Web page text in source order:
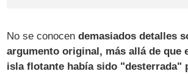
No se conocendemasiados detalles
argumento original, más allá de que
isla flotante había sido "desterrada"